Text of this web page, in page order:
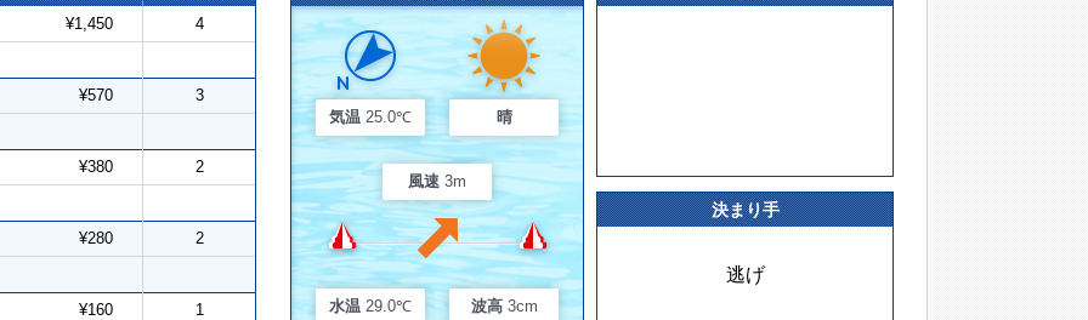
¥1,450 4
¥570 3
¥380 2
¥280 2
¥160 1
気温 25.0℃ 晴
風速 3m
水温 29.0℃ 波高 3cm
決まり手
逃げ